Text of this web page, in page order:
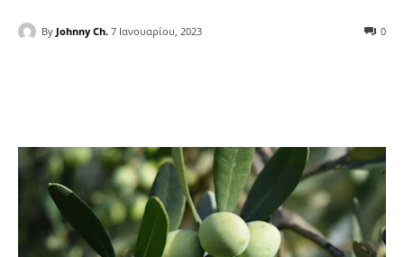
By Johnny Ch. 7 Ιανουαρίου, 2023 0